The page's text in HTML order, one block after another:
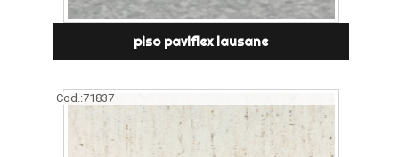
piso paviflex lausane
Cod.:71837